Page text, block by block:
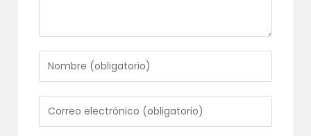
tu
nombre
o
nombre
de
tu
dirección